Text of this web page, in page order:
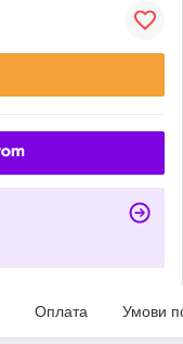
Оплата Умови